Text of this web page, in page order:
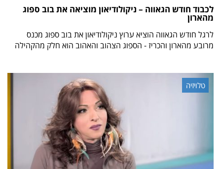
לכבוד חודש הגאווה – ניקולודיאון מוציאה את בוב ספוג
מהארון
לרגל חודש הגאווה הוציא ערוץ ניקולודיאון את בוב ספוג מכנס
מרובע מהארון והכריז - הספוג הצהוב והאהוב הוא חלק מהקהילה
טלויזיה